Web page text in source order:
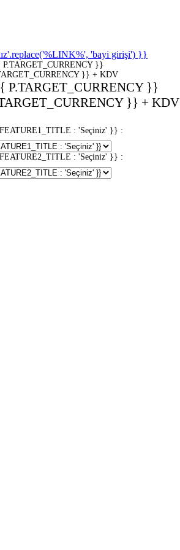
'bayi girişi') }}
}}
}} + KDV
P.TARGET_CURRENCY }}
}} + KDV
: 'Seçiniz' }} :
: 'Seçiniz' }} :